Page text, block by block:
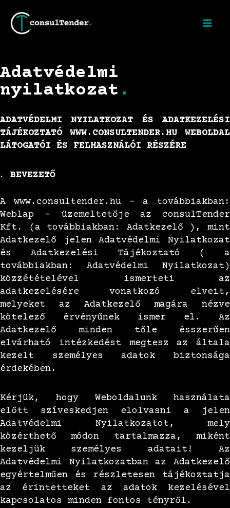
Adatvédelmi
nyilatkozat .
ADATVÉDELMI NYILATKOZAT ÉS ADATKEZELÉSI
TÁJÉKOZTATÓ WWW.CONSULTENDER.HU WEBOLDAL
LÁTOGATÓI ÉS FELHASZNÁLÓI RÉSZÉRE
BEVEZETŐ
A www.consultender.hu – a továbbiakban:
Weblap – üzemeltetője az consulTender
Kft. (a továbbiakban: Adatkezelő ), mint
Adatkezelő jelen Adatvédelmi Nyilatkozat
és Adatkezelési Tájékoztató ( a
továbbiakban: Adatvédelmi Nyilatkozat)
közzétételével ismerteti az
adatkezelésére vonatkozó elveit,
melyeket az Adatkezelő magára nézve
kötelező érvényűnek ismer el. Az
Adatkezelő minden tőle ésszerűen
elvárható intézkedést megtesz az általa
kezelt személyes adatok biztonsága
érdekében.
Kérjük, hogy Weboldalunk használata
előtt szíveskedjen elolvasni a jelen
Adatvédelmi Nyilatkozatot, mely
közérthető módon tartalmazza, miként
kezeljük személyes adatait! Az
Adatvédelmi Nyilatkozatban az Adatkezelő
egyértelműen és részletesen tájékoztatja
az érintetteket az adatok kezelésével
kapcsolatos minden fontos tényről.